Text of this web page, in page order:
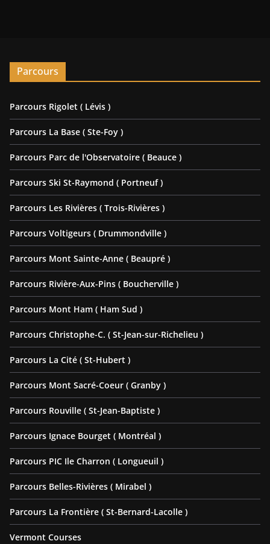
Parcours
Parcours Rigolet ( Lévis )
Parcours La Base ( Ste-Foy )
Parcours Parc de l'Observatoire ( Beauce )
Parcours Ski St-Raymond ( Portneuf )
Parcours Les Rivières ( Trois-Rivières )
Parcours Voltigeurs ( Drummondville )
Parcours Mont Sainte-Anne ( Beaupré )
Parcours Rivière-Aux-Pins ( Boucherville )
Parcours Mont Ham ( Ham Sud )
Parcours Christophe-C. ( St-Jean-sur-Richelieu )
Parcours La Cité ( St-Hubert )
Parcours Mont Sacré-Coeur ( Granby )
Parcours Rouville ( St-Jean-Baptiste )
Parcours Ignace Bourget ( Montréal )
Parcours PIC Ile Charron ( Longueuil )
Parcours Belles-Rivières ( Mirabel )
Parcours La Frontière ( St-Bernard-Lacolle )
Vermont Courses